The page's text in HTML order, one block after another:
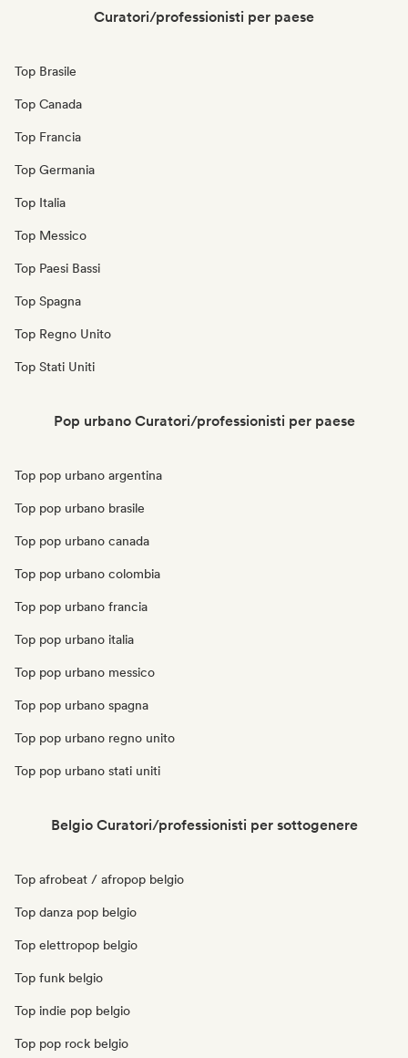
Curatori/professionisti per paese
Top Brasile
Top Canada
Top Francia
Top Germania
Top Italia
Top Messico
Top Paesi Bassi
Top Spagna
Top Regno Unito
Top Stati Uniti
Pop urbano Curatori/professionisti per paese
Top pop urbano argentina
Top pop urbano brasile
Top pop urbano canada
Top pop urbano colombia
Top pop urbano francia
Top pop urbano italia
Top pop urbano messico
Top pop urbano spagna
Top pop urbano regno unito
Top pop urbano stati uniti
Belgio Curatori/professionisti per sottogenere
Top afrobeat / afropop belgio
Top danza pop belgio
Top elettropop belgio
Top funk belgio
Top indie pop belgio
Top pop rock belgio